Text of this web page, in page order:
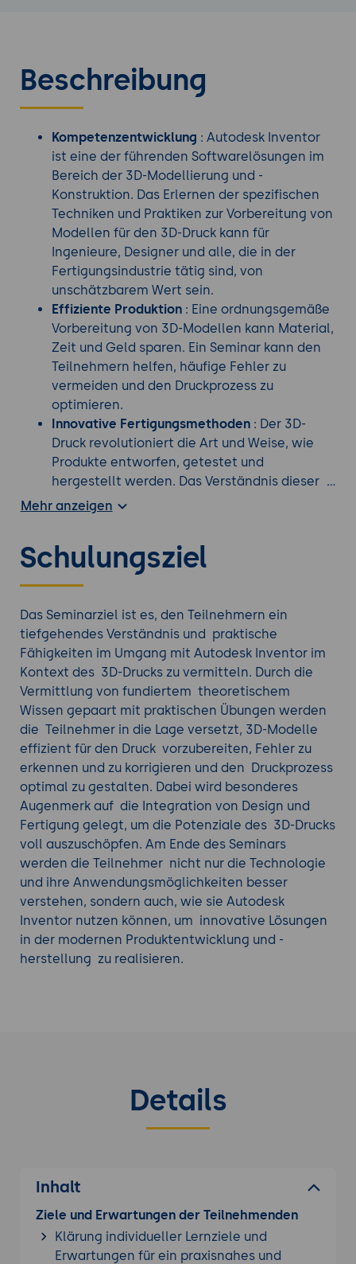
Beschreibung
Kompetenzentwicklung : Autodesk Inventor
ist eine der führenden Softwarelösungen im
Bereich der 3D-Modellierung und -
Konstruktion. Das Erlernen der spezifischen
Techniken und Praktiken zur Vorbereitung von
Modellen für den 3D-Druck kann für
Ingenieure, Designer und alle, die in der
Fertigungsindustrie tätig sind, von
unschätzbarem Wert sein.
Effiziente Produktion: Eine ordnungsgemäße
Vorbereitung von 3D-Modellen kann Material,
Zeit und Geld sparen. Ein Seminar kann den
Teilnehmern helfen, häufige Fehler zu
vermeiden und den Druckprozess zu
optimieren.
Innovative Fertigungsmethoden: Der 3D-
Druck revolutioniert die Art und Weise, wie
Produkte entworfen, getestet und
hergestellt werden. Das Verständnis dieser
Technologie und wie sie mit traditionellen
Produktentwicklung.
Werfen Sie einen Blick auf alle 3D-Druck Trainings
Mehr anzeigen
Schulungsziel
Das Seminarziel ist es, den Teilnehmern ein
tiefgehendes Verständnis und praktische
Fähigkeiten im Umgang mit Autodesk Inventor im
Kontext des 3D-Drucks zu vermitteln. Durch die
Vermittlung von fundiertem theoretischem
Wissen gepaart mit praktischen Übungen werden
die Teilnehmer in die Lage versetzt, 3D-Modelle
effizient für den Druck vorzubereiten, Fehler zu
erkennen und zu korrigieren und den Druckprozess
optimal zu gestalten. Dabei wird besonderes
Augenmerk auf die Integration von Design und
Fertigung gelegt, um die Potenziale des 3D-Drucks
voll auszuschöpfen. Am Ende des Seminars
werden die Teilnehmer nicht nur die Technologie
und ihre Anwendungsmöglichkeiten besser
verstehen, sondern auch, wie sie Autodesk
Inventor nutzen können, um innovative Lösungen
in der modernen Produktentwicklung und -
herstellung zu realisieren.
Details
Inhalt
Ziele und Erwartungen der Teilnehmenden
Klärung individueller Lernziele und
Erwartungen für ein praxisnahes und